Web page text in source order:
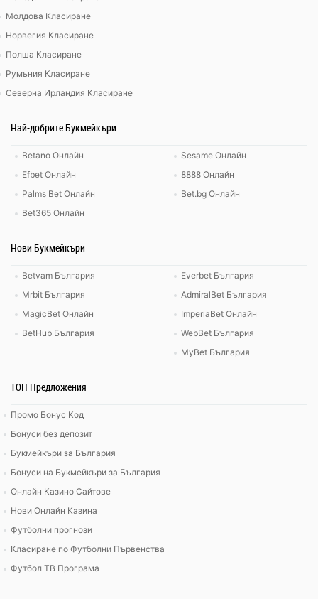
Молдова Класиране
Норвегия Класиране
Полша Класиране
Румъния Класиране
Северна Ирландия Класиране
Най-добрите Букмейкъри
Betano Онлайн
Efbet Онлайн
Palms Bet Онлайн
Bet365 Онлайн
Sesame Онлайн
8888 Онлайн
Bet.bg Онлайн
Нови Букмейкъри
Betvam България
Mrbit България
MagicBet Онлайн
BetHub България
Everbet България
AdmiralBet България
ImperiaBet Онлайн
WebBet България
MyBet България
ТОП Предложения
Промо Бонус Код
Бонуси без депозит
Букмейкъри за България
Бонуси на Букмейкъри за България
Онлайн Казино Сайтове
Нови Онлайн Казина
Футболни прогнози
Класиране по Футболни Първенства
Футбол ТВ Програма